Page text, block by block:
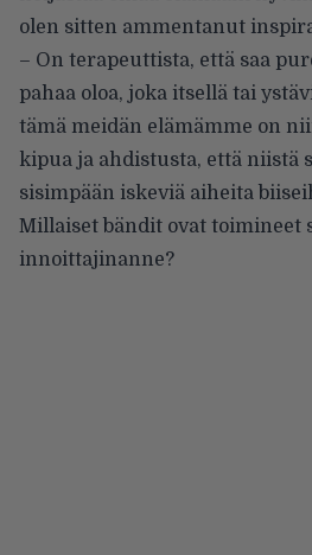
olen sitten ammentanut
– On terapeuttista, että saa
pahaa oloa, joka itsellä tai
tämä meidän elämämme on
kipua ja ahdistusta, että niistä
sisimpään iskeviä aiheita
Millaiset bändit ovat toimineet
innoittajinanne?